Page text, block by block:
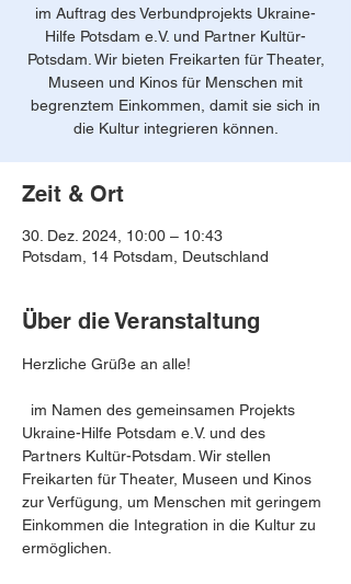
im Auftrag des Verbundprojekts Ukraine-
Hilfe Potsdam e.V. und Partner Kultür-
Potsdam. Wir bieten Freikarten für Theater,
Museen und Kinos für Menschen mit
begrenztem Einkommen, damit sie sich in
die Kultur integrieren können.
Zeit & Ort
30. Dez. 2024, 10:00 – 10:43
Potsdam, 14 Potsdam, Deutschland
Über die Veranstaltung
Herzliche Grüße an alle!
Ukraine-Hilfe Potsdam e.V. und des
Partners Kultür-Potsdam. Wir stellen
Freikarten für Theater, Museen und Kinos
zur Verfügung, um Menschen mit geringem
Einkommen die Integration in die Kultur zu
ermöglichen.